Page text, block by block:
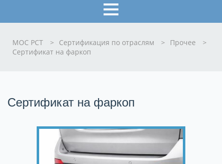
МОС РСТ > Сертификация по отраслям > Прочее
>
Сертификат на фаркоп
Сертификат на фаркоп